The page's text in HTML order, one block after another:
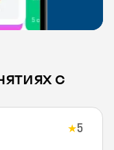
с
★5